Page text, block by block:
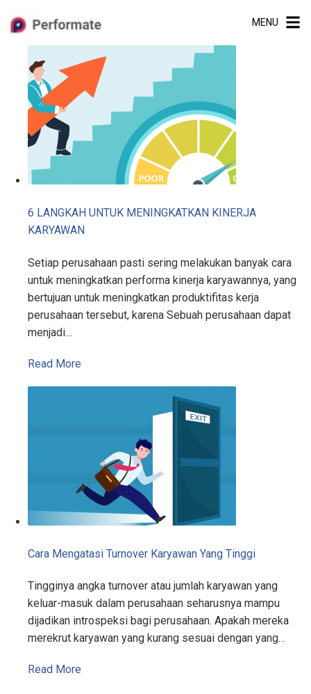
content
MENU
6 LANGKAH UNTUK MENINGKATKAN KINERJA
KARYAWAN
Setiap perusahaan pasti sering melakukan banyak cara
untuk meningkatkan performa kinerja karyawannya, yang
bertujuan untuk meningkatkan produktifitas kerja
perusahaan tersebut, karena Sebuah perusahaan dapat
menjadi…
Read More
Cara Mengatasi Turnover Karyawan Yang Tinggi
Tingginya angka turnover atau jumlah karyawan yang
keluar-masuk dalam perusahaan seharusnya mampu
dijadikan introspeksi bagi perusahaan. Apakah mereka
merekrut karyawan yang kurang sesuai dengan yang…
Read More